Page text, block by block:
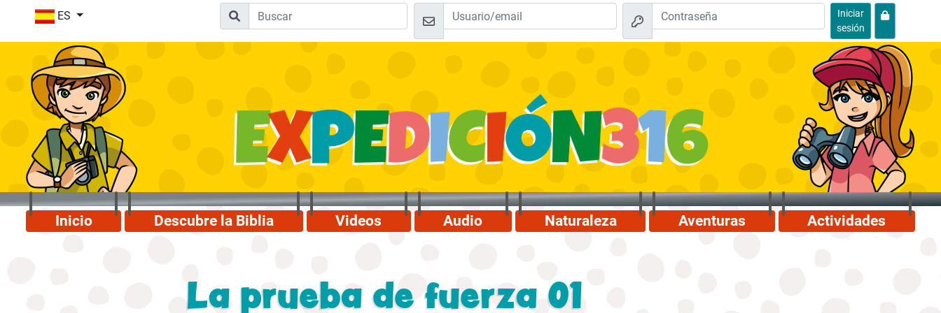
ES
Iniciar
sesión
Inicio Descubre la Biblia Videos Audio Naturaleza Aventuras Actividades
La prueba de fuerza 01